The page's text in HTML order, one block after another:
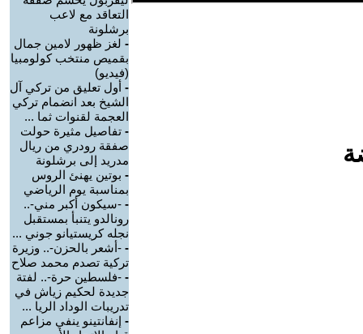
التعاقد مع لاعب
برشلونة
- لغز ظهور لامين جمال
بقميص منتخب كولومبيا
(فيديو)
- أول تعليق من تركي آل
الشيخ بعد انضمام تركي
العجمة لقنوات ثما ...
- تفاصيل مثيرة حولت
صفقة رودري من ريال
مدريد إلى برشلونة
- بوتين يهنئ الروس
بمناسبة يوم الرياضي
- -سيكون أكبر مني-..
رونالدو يتنبأ بمستقبل
نجله كريستيانو جوني ...
- -أشعر بالحزن-.. وزيرة
تركية تصدم محمد صلاح
- -فلسطين حرة-.. لفتة
جديدة لحكيم زياش في
تدريبات الوداد الريا ...
- إنفانتينو ينفي مزاعم